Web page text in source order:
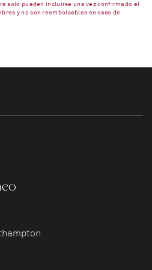
solo pueden incluirse una vez confirmado el
y no son reembolsables en caso de